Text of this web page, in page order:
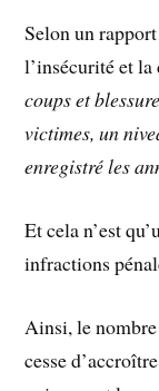
Selon un
l’insécurité et
coups et
victimes, un
enregistré les
Et cela n’est
infractions
Ainsi, le
cesse